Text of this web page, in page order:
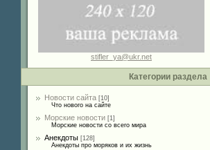
stifler_ya@ukr.net
Категории раздела
Новости сайта [10]
Что нового на сайте
Морские новости [1]
Морские новости со всего мира
Анекдоты [128]
Анекдоты про моряков и их жизнь